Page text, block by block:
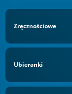
Zręcznościowe
Ubieranki